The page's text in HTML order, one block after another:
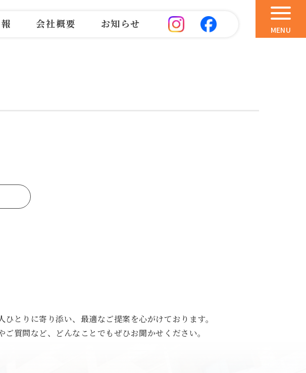
会社概要 お知らせ MENU
事業内容
ひとりに寄り添い、最適なご提案を心がけております。
質問など、どんなことでもぜひお聞かせください。